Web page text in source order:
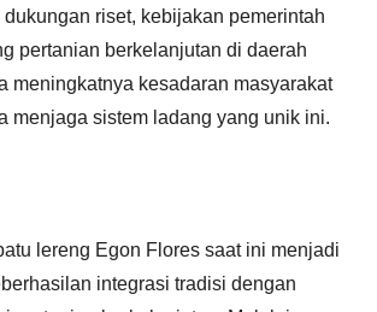
riset, kebijakan pemerintah
pertanian berkelanjutan di daerah
meningkatnya kesadaran masyarakat
menjaga sistem ladang yang unik ini.
lereng Egon Flores saat ini menjadi
integrasi tradisi dengan